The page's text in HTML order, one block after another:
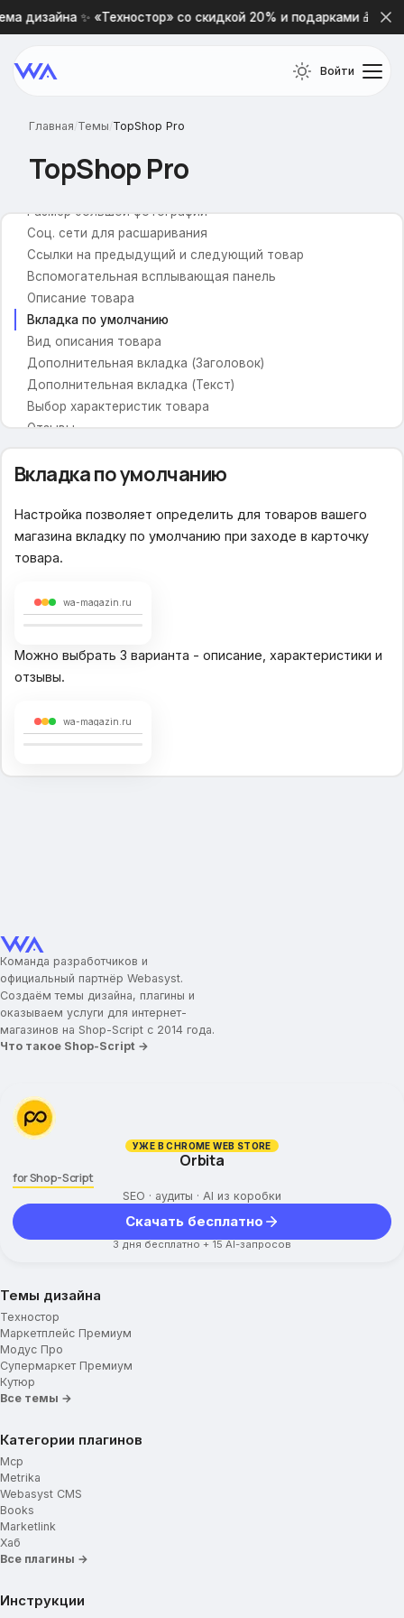
дизайна ✨ «Техностор» со скидкой 20% и подарками 🎁
Войти
Главная/Темы/TopShop Pro
TopShop Pro
Высота товара в списке thumbs
Быстрый просмотр
Новостная лента
Галерея фотографий
Карточка товара
Отображение меню
Размер большой фотографии
Соц. сети для расшаривания
Ссылки на предыдущий и следующий товар
Вспомогательная всплывающая панель
Описание товара
Вкладка по умолчанию
Вид описания товара
Дополнительная вкладка (Заголовок)
Дополнительная вкладка (Текст)
Выбор характеристик товара
Отзывы
Увеличительная лупа в товаре
Увеличение колесиком мыши
Блок подписки
Вкладка по умолчанию
Настройка позволяет определить для товаров вашего
магазина вкладку по умолчанию при заходе в карточку
товара.
wa-magazin.ru
Можно выбрать 3 варианта - описание, характеристики и
отзывы.
wa-magazin.ru
Команда разработчиков и
официальный партнёр Webasyst.
Создаём темы дизайна, плагины и
оказываем услуги для интернет-
магазинов на Shop-Script с 2014 года.
Что такое Shop-Script →
УЖЕ В CHROME WEB STORE
Orbita
for Shop-Script
SEO · аудиты · AI из коробки
Скачать бесплатно
3 дня бесплатно + 15 AI-запросов
Темы дизайна
Техностор
Маркетплейс Премиум
Модус Про
Супермаркет Премиум
Кутюр
Все темы →
Категории плагинов
Mcp
Metrika
Webasyst CMS
Books
Marketlink
Хаб
Все плагины →
Инструкции